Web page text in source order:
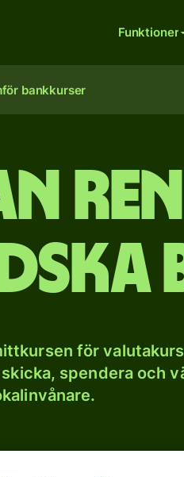
Funktioner
bankkurser
för
spendera och